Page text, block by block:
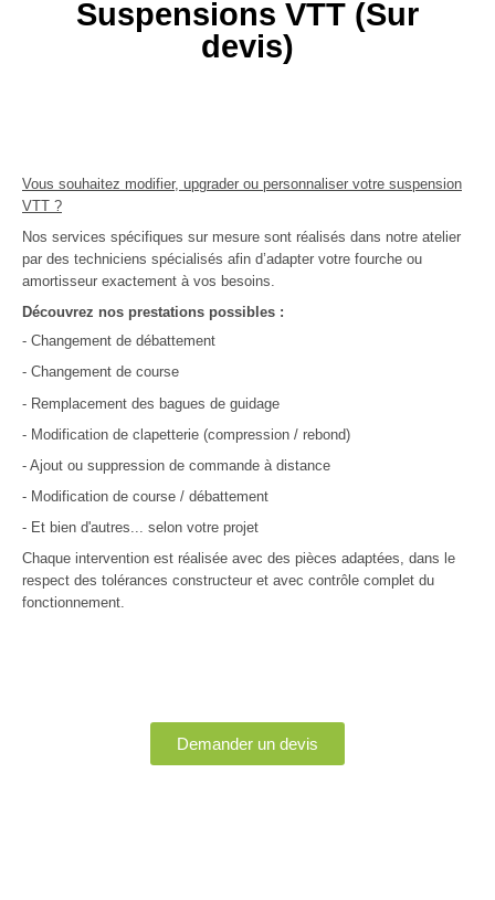
Suspensions VTT (Sur
devis)
Vous souhaitez modifier, upgrader ou personnaliser votre suspension
VTT ?
Nos services spécifiques sur mesure sont réalisés dans notre atelier
par des techniciens spécialisés afin d’adapter votre fourche ou
amortisseur exactement à vos besoins.
Découvrez nos prestations possibles :
- Changement de débattement
- Changement de course
- Remplacement des bagues de guidage
- Modification de clapetterie (compression / rebond)
- Ajout ou suppression de commande à distance
- Modification de course / débattement
- Et bien d'autres... selon votre projet
Chaque intervention est réalisée avec des pièces adaptées, dans le
respect des tolérances constructeur et avec contrôle complet du
fonctionnement.
Demander un devis